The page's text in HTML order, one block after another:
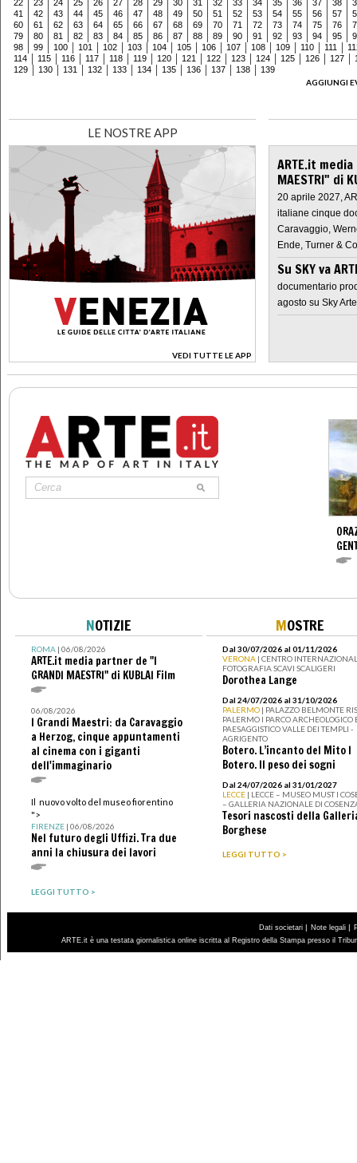
22 23 24 25 26 27 28 29 30 31 32 33 34 35 36 37 38
41
42 43 44 45 46 47 48 49 50 51 52 53 54 55 56 57
60
61 62 63 64 65 66 67 68 69 70 71 72 73 74 75 76
79
80 81 82 83 84 85 86 87 88 89 90 91 92 93 94 95
98
99 100 101 102 103 104 105 106 107 108 109 110 111
114
115 116 117 118 119 120 121 122 123 124 125 126 127
129
130 131 132 133 134 135 136 137 138
139
AGGIUNGI
LE NOSTRE APP
VEDI TUTTE LE APP
>
ARTE.it
MAESTRI" di
20 aprile 2027,
italiane cinque
Caravaggio,
Ende, Turner &
Su SKY va
documentario
agosto su Sky Arte
NOTIZIE
ROMA| 06/08/2026
ARTE.it media partner de "I
GRANDI MAESTRI" di KUBLAI Film
06/08/2026
I Grandi Maestri: da Caravaggio
a Herzog, cinque appuntamenti
al cinema con i giganti
dell'immaginario
Il nuovo volto del museo fiorentino
">
FIRENZE| 06/08/2026
Nel futuro degli Uffizi. Tra due
anni la chiusura dei lavori
LEGGI TUTTO >
MOSTRE
Dal 30/07/2026 al 01/11/2026
VERONA | CENTRO
FOTOGRAFIA SCAVI SCALIGERI
Dorothea Lange
Dal 24/07/2026 al 31/10/2026
PALERMO | PALAZZO BELMONTE
PALERMO I PARCO ARCHEOLOGICO
PAESAGGISTICO VALLE DEI TEMPLI -
AGRIGENTO
Botero. L’incanto del Mito I
Botero. Il peso dei sogni
Dal 24/07/2026 al 31/01/2027
LECCE | LECCE – MUSEO MUST I
– GALLERIA NAZIONALE DI
Tesori nascosti della
Borghese
LEGGI TUTTO >
Dati societari | Note legali |
ARTE.it è una testata giornalistica online iscritta al Registro della Stampa presso il